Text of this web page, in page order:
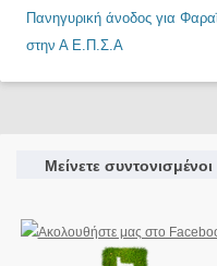
Πανηγυρική άνοδος για
στην Α Ε.Π.Σ.Α
Μείνετε συντονισμένοι